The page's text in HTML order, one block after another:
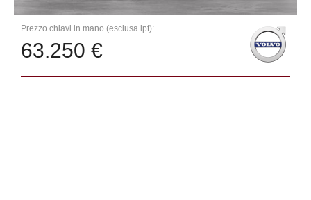
Prezzo chiavi in mano (esclusa ipt):
63.250 €